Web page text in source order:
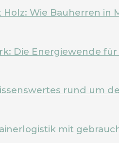
Holz: Wie Bauherren in
Die Energiewende für
rund um
mit